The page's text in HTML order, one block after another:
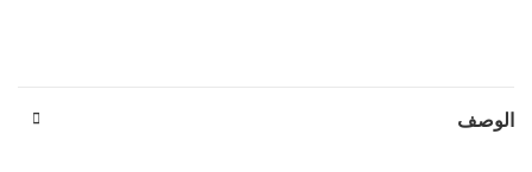
الوصف